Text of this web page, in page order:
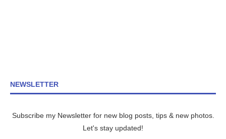
NEWSLETTER
Subscribe my Newsletter for new blog posts, tips & new photos.
Let's stay updated!